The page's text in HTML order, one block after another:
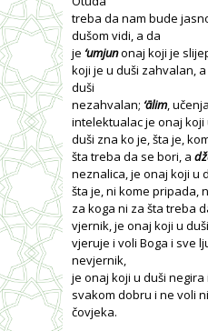
treba da nam bude
dušom vidi, a da
je ‘umjunonaj koji je
koji je u duši zahvalan, a
duši
nezahvalan; ‘ālim,
intelektualac je onaj koji
duši zna ko je, šta je,
šta treba da se bori, a
neznalica, je onaj koji u
šta je, ni kome pripada,
za koga ni za šta treba
vjernik, je onaj koji u duši
vjeruje i voli Boga i sve
nevjernik,
je onaj koji u duši
svakom dobru i ne voli
čovjeka.